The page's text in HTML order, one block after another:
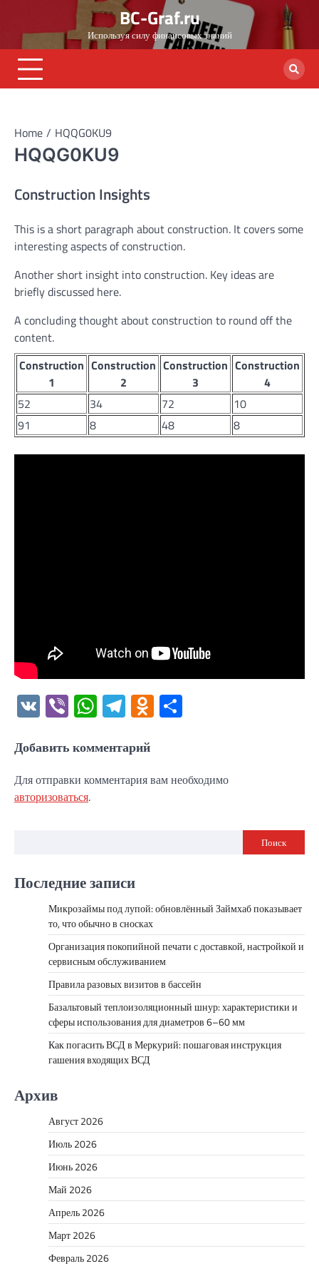
content
BC-Graf.ru
Используя силу финансовых знаний
Home HQQG0KU9
HQQG0KU9
Construction Insights
This is a short paragraph about construction. It covers some
interesting aspects of construction.
Another short insight into construction. Key ideas are
briefly discussed here.
A concluding thought about construction to round off the
content.
Construction
1
Construction
2
Construction
3
Construction
4
52
34 72
10
91
8 48 8
VK ViberWhatsApp
Telegram
Odnoklassniki
Добавить комментарий
Для отправки комментария вам необходимо
авторизоваться.
Поиск
Последние записи
Микрозаймы под лупой: обновлённый Займхаб показывает
то, что обычно в сносках
Организация покопийной печати с доставкой, настройкой и
сервисным обслуживанием
Правила разовых визитов в бассейн
Базальтовый теплоизоляционный шнур: характеристики и
сферы использования для диаметров 6–60 мм
Как погасить ВСД в Меркурий: пошаговая инструкция
гашения входящих ВСД
Архив
Август 2026
Июль 2026
Июнь 2026
Май 2026
Апрель 2026
Март 2026
Февраль 2026